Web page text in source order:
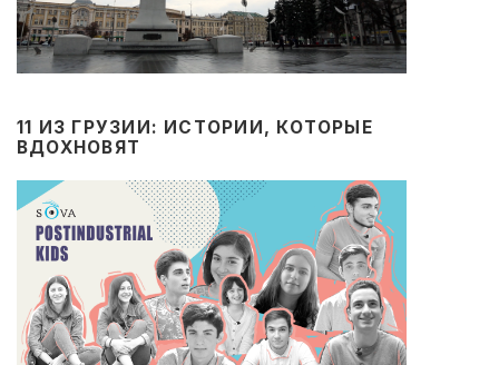
11 ИЗ ГРУЗИИ: ИСТОРИИ, КОТОРЫЕ
ВДОХНОВЯТ